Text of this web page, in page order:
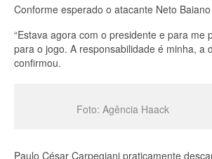
Conforme esperado o atacante Neto
“Estava agora com o presidente e para
para o jogo. A responsabilidade é minha, a
confirmou.
Foto: Agência Haack
Paulo César Carpegiani praticamente